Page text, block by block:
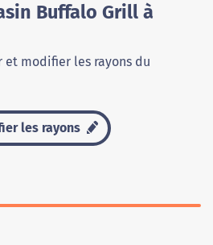
Buffalo Grill à
et modifier les rayons du
les rayons